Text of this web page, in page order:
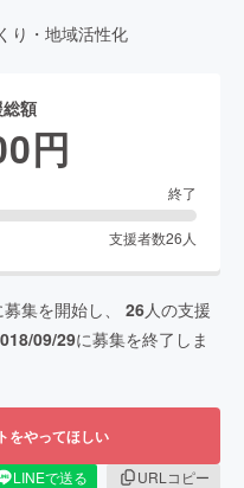
り・地域活性化
額
円
終了
支援者数26 人
募集を開始し、 26人の支援
09/29に募集を終了しま
をやってほしい
LINEで送る
URLコピー